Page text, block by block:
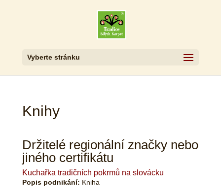
Vyberte stránku
Knihy
Držitelé regionální značky nebo
jiného certifikátu
Kuchařka tradičních pokrmů na slovácku
Popis podnikání: Kniha